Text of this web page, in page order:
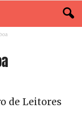
de Leitores